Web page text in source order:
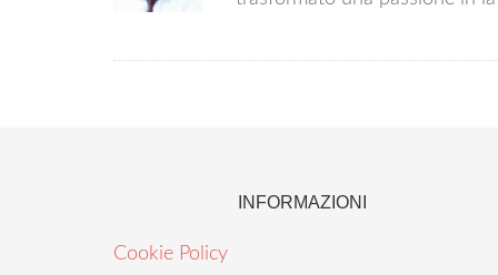
INFORMAZIONI
Cookie Policy